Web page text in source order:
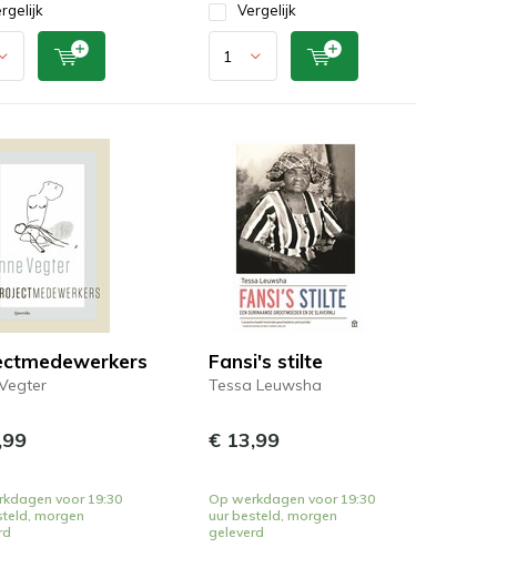
Vergelijk
voor 19:30
morgen
Fansi's stilte
Tessa Leuwsha
€ 13,99
Op werkdagen voor 19:30
uur besteld, morgen
geleverd